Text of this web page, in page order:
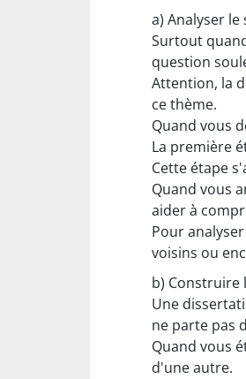
a) Analyser le
Surtout
question
Attention, la
ce thème.
Quand vous
La première
Cette étape
Quand vous
aider à
Pour
voisins ou
b) Construire
Une
ne parte pas
Quand vous
d'une autre.